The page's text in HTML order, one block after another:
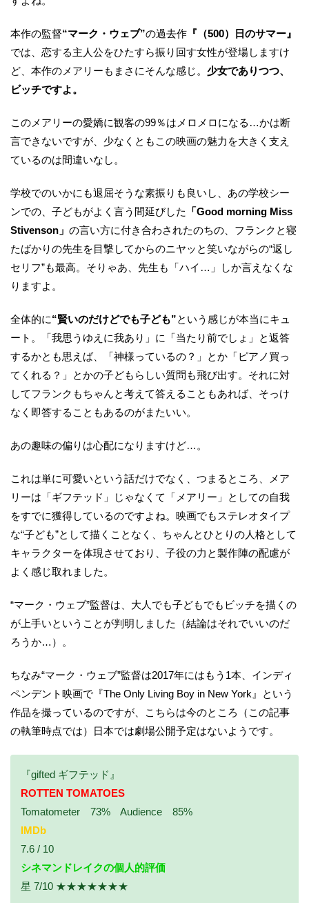
本作の監督“マーク・ウェブ”の過去作 『（500）日のサマー』
では、恋する主人公をひたすら振り回す女性が登場しますけ
ど、本作のメアリーもまさにそんな感じ。 少女でありつつ、
ビッチですよ。
このメアリーの愛嬌に観客の99％はメロメロになる…かは断
言できないですが、少なくともこの映画の魅力を大きく支え
ているのは間違いなし。
学校でのいかにも退屈そうな素振りも良いし、あの学校シー
ンでの、子どもがよく言う間延びした
「Good morning Miss
Stivenson」 の言い方に付き合わされたのちの、フランクと寝
たばかりの先生を目撃してからのニヤッと笑いながらの“返し
セリフ”も最高。そりゃあ、先生も「ハイ…」しか言えなくな
りますよ。
全体的に“賢いのだけどでも子ども”という感じが本当にキュ
ート。「我思うゆえに我あり」に「当たり前でしょ」と返答
するかとも思えば、「神様っているの？」とか「ピアノ買っ
てくれる？」とかの子どもらしい質問も飛び出す。それに対
してフランクもちゃんと考えて答えることもあれば、そっけ
なく即答することもあるのがまたいい。
あの趣味の偏りは心配になりますけど…。
これは単に可愛いという話だけでなく、つまるところ、メア
リーは「ギフテッド」じゃなくて「メアリー」としての自我
をすでに獲得しているのですよね。映画でもステレオタイプ
な“子ども”として描くことなく、ちゃんとひとりの人格として
キャラクターを体現させており、子役の力と製作陣の配慮が
よく感じ取れました。
“マーク・ウェブ”監督は、大人でも子どもでもビッチを描くの
が上手いということが判明しました（結論はそれでいいのだ
ろうか…）。
ちなみ“マーク・ウェブ”監督は2017年にはもう1本、インディ
ペンデント映画で『The Only Living Boy in New York』という
作品を撮っているのですが、こちらは今のところ（この記事
の執筆時点では）日本では劇場公開予定はないようです。
『gifted ギフテッド』
ROTTEN TOMATOES
Tomatometer 73% Audience 85%
IMDb
7.6 / 10
シネマンドレイクの個人的評価
星 7/10 ★★★★★★★